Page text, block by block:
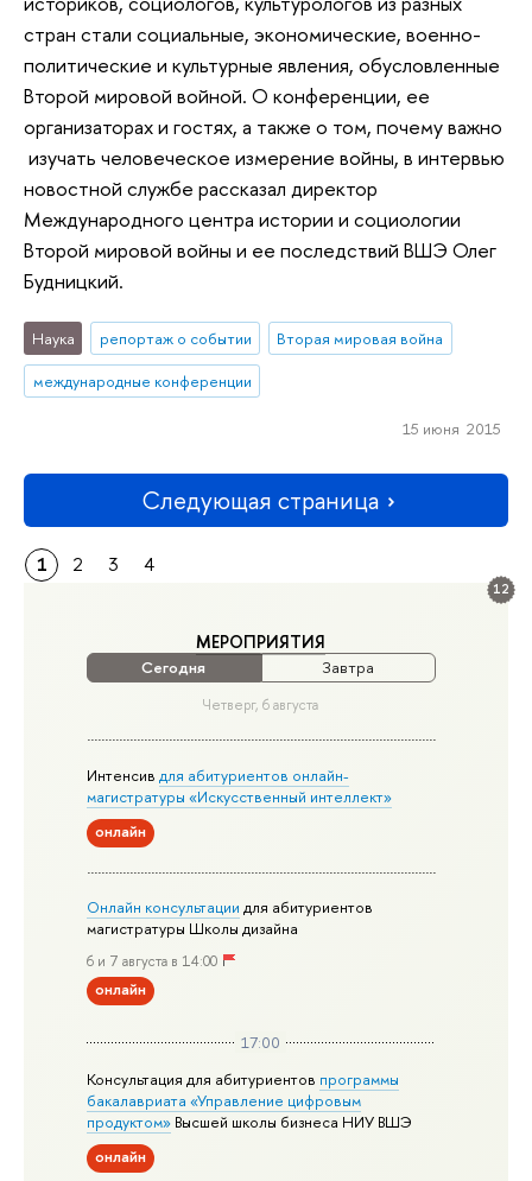
12
МЕРОПРИЯТИЯ
Сегодня Завтра
Четверг, 6 августа
Интенсивдля абитуриентов онлайн-
магистратуры «Искусственный интеллект»
онлайн
Онлайн консультации для абитуриентов
магистратуры Школы дизайна
6 и 7 августа в 14:00
онлайн
17:00
Консультация для абитуриентов программы
бакалавриата «Управление цифровым
продуктом» Высшей школы бизнеса НИУ ВШЭ
онлайн
стран стали социальные, экономические, военно-
политические и культурные явления, обусловленные
Второй мировой войной. О конференции, ее
организаторах и гостях, а также о том, почему важно
изучать человеческое измерение войны, в интервью
новостной службе рассказал директор
Международного центра истории и социологии
Второй мировой войны и ее последствий ВШЭ Олег
Будницкий.
Наука репортаж о событии
Вторая мировая война
международные конференции
15 июня 2015
Следующая страница
1 2 3 4